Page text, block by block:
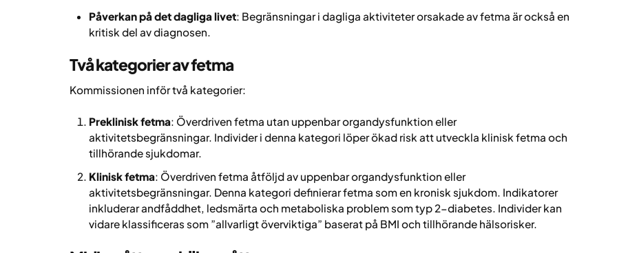
Påverkan på det dagliga livet: Begränsningar i dagliga aktiviteter orsakade av fetma är också en
kritisk del av diagnosen.
Två kategorier av fetma
Kommissionen inför två kategorier:
Preklinisk fetma: Överdriven fetma utan uppenbar organdysfunktion eller
aktivitetsbegränsningar. Individer i denna kategori löper ökad risk att utveckla klinisk fetma och
tillhörande sjukdomar.
Klinisk fetma: Överdriven fetma åtföljd av uppenbar organdysfunktion eller
aktivitetsbegränsningar. Denna kategori definierar fetma som en kronisk sjukdom. Indikatorer
inkluderar andfåddhet, ledsmärta och metaboliska problem som typ 2-diabetes. Individer kan
vidare klassificeras som ”allvarligt överviktiga” baserat på BMI och tillhörande hälsorisker.